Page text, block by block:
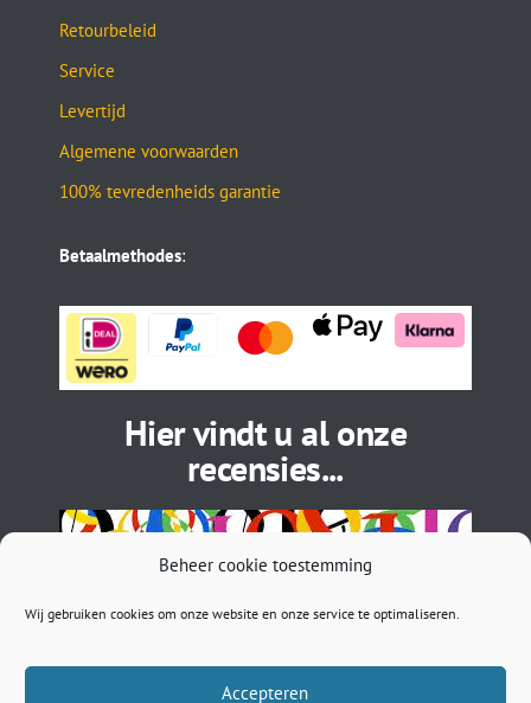
Beheer cookie toestemming
Wij gebruiken cookies om onze website en onze service te optimaliseren.
Accepteren
Retourbeleid
Service
Levertijd
Algemene voorwaarden
100% tevredenheids garantie
Betaalmethodes:
Hier vindt u al onze
recensies...